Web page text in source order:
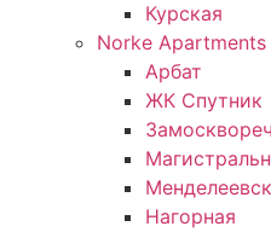
Курская
Norke
Арбат
ЖК Спутник
Нагорная